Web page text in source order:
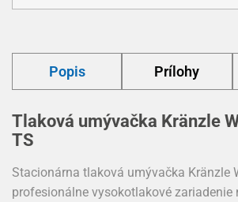
Popis Prílohy
Tlaková umývačka Kränzle
TS
Stacionárna tlaková umývačka Kränzle
profesionálne vysokotlakové zariadenie